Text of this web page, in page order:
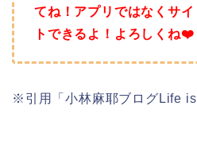
てね！アプリではなくサ
トできるよ！よろしくね❤️
※引用「小林麻耶ブログLife